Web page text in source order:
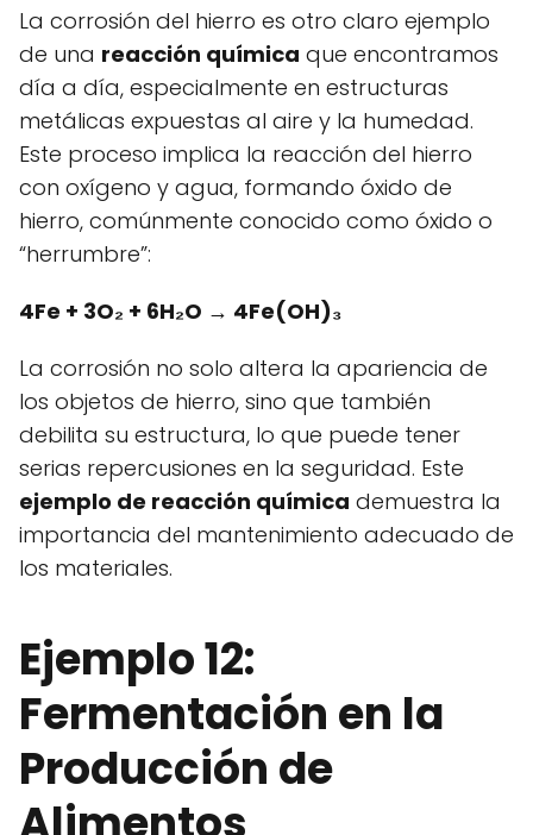
La corrosión del hierro es otro claro ejemplo
de una reacción química que encontramos
día a día, especialmente en estructuras
metálicas expuestas al aire y la humedad.
Este proceso implica la reacción del hierro
con oxígeno y agua, formando óxido de
hierro, comúnmente conocido como óxido o
“herrumbre”:
4Fe + 3O₂ + 6H₂O → 4Fe(OH)₃
La corrosión no solo altera la apariencia de
los objetos de hierro, sino que también
debilita su estructura, lo que puede tener
serias repercusiones en la seguridad. Este
ejemplo de reacción química demuestra la
importancia del mantenimiento adecuado de
los materiales.
Ejemplo 12:
Fermentación en la
Producción de